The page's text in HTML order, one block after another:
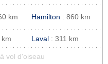
km Hamilton : 860 km
km Laval : 311 km
vol d'oiseau